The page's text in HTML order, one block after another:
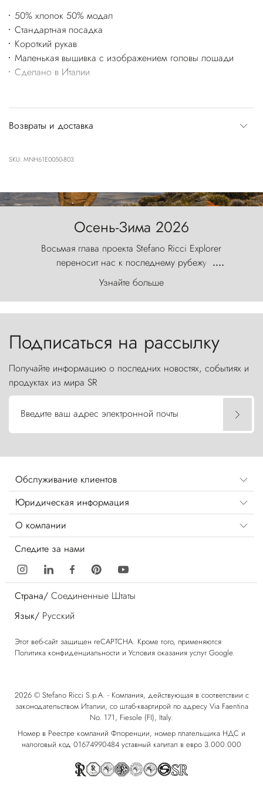
50% хлопок 50% модал
Стандартная посадка
Короткий рукав
Маленькая вышивка с изображением головы лошади
Сделано в Италии
Возвраты и доставка
SKU: MNH61E0050-803
Осень-Зима 2026
Восьмая глава проекта Stefano Ricci Explorer
переносит нас к последнему рубежу
первозданного мира, где ветер с
первобытной яростью ваяет ландшафт, а пики
Торрес-дель-Пайне, словно каменные стражи,
....
Узнайте больше
Подписаться на рассылку
Получайте информацию о последних новостях, событиях и
продуктах из мира SR
Введите ваш адрес электронной почты
Обслуживание клиентов
Юридическая информация
О компании
Следите за нами
Страна/ Соединенные Штаты
Язык/ Русский
Этот веб-сайт защищен reCAPTCHA. Кроме того, применяются
Политика конфиденциальности и Условия оказания услуг Google.
2026 © Stefano Ricci S.p.A. - Компания, действующая в соответствии с
законодательством Италии, со штаб-квартирой по адресу Via Faentina
No. 171, Fiesole (FI), Italy.
Номер в Реестре компаний Флоренции, номер плательщика НДС и
налоговый код 01674990484 уставный капитал в евро 3.000.000